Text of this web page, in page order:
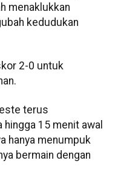
menaklukkan
kedudukan
2-0 untuk
terus
15 menit awal
hanya menumpuk
bermain dengan